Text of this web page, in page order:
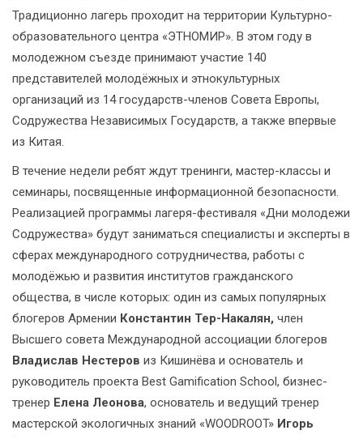
Традиционно лагерь проходит на территории Культурно-
образовательного центра «ЭТНОМИР». В этом году в
молодежном съезде принимают участие 140
представителей молодёжных и этнокультурных
организаций из 14 государств-членов Совета Европы,
Содружества Независимых Государств, а также впервые
из Китая.
В течение недели ребят ждут тренинги, мастер-классы и
семинары, посвященные информационной безопасности.
Реализацией программы лагеря-фестиваля «Дни молодежи
Содружества» будут заниматься специалисты и эксперты в
сферах международного сотрудничества, работы с
молодёжью и развития институтов гражданского
общества, в числе которых: один из самых популярных
блогеров Армении Константин Тер-Накалян, член
Высшего совета Международной ассоциации блогеров
Владислав Нестеров из Кишинёва и основатель и
руководитель проекта Best Gamification School, бизнес-
тренер Елена Леонова, основатель и ведущий тренер
мастерской экологичных знаний «WOODROOT» Игорь